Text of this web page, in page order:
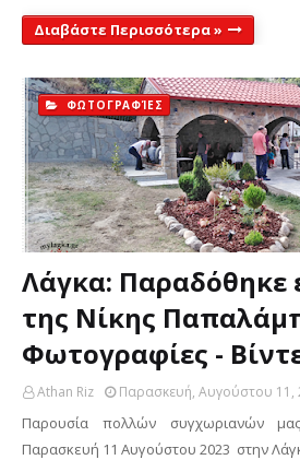
Διαβάστε Περισσότερα »
ΦΩΤΟΓΡΑΦΊΕΣ
Λάγκα: Παραδόθηκε
της Νίκης
Φωτογραφίες -
Athan Riz Παρασκευή, Αυγούστου 11,
Παρουσία πολλών συγχωριανών
Παρασκευή 11 Αυγούστου 2023 στην